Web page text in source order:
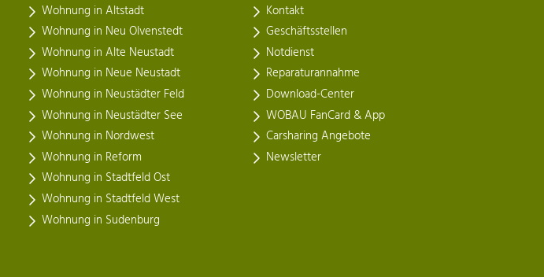
Wohnung in Altstadt
Wohnung in Neu Olvenstedt
Wohnung in Alte Neustadt
Wohnung in Neue Neustadt
Wohnung in Neustädter Feld
Wohnung in Neustädter See
Wohnung in Nordwest
Wohnung in Reform
Wohnung in Stadtfeld Ost
Wohnung in Stadtfeld West
Wohnung in Sudenburg
Kontakt
Geschäftsstellen
Notdienst
Reparaturannahme
Download-Center
WOBAU FanCard & App
Carsharing Angebote
Newsletter